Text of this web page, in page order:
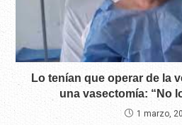
Lo tenían que operar de la
una vasectomía: “No
1 marzo,